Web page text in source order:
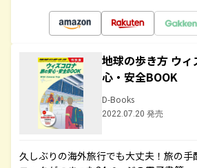
地球の歩き方 ウ
心・安全BOOK
D-Books
2022.07.20 発売
久しぶりの海外旅行でも大丈夫！旅の手